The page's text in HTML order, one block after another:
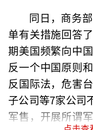
同日，商务
单有关措施回答
期美国频繁向中
反一个中国原则
反国际法，危害
子公司等7家公司
军售，开展所谓